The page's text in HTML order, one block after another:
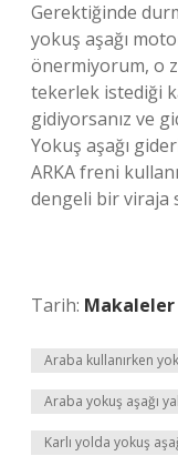
Gerektiğinde
yokuş aşağı
önermiyorum, o
tekerlek istediği
gidiyorsanız ve
Yokuş aşağı
ARKA freni
dengeli bir viraja
Tarih: Makaleler
Araba kullanırken
Araba yokuş aşağı
Karlı yolda yokuş